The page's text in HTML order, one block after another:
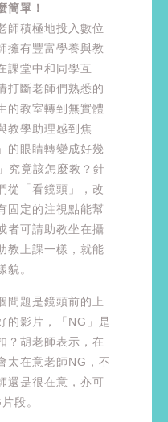
簡單！
師積極地投入數位
擁有豐富學養與教
課堂中和同學互
打斷老師們熟悉的
的教室轉到無實體
教學助理感到焦
的眼睛轉變成好幾
究竟該怎麼教？針
從「看鏡頭」，改
固定的注視點能幫
者可請助教坐在攝
教上課一樣，就能
貌。
問題是鏡頭前的上
的影片，「NG」是
？胡老師表示，在
太在意老師NG，不
還是很在意，亦可
段。